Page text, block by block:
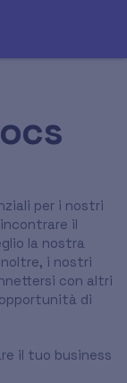
per i nostri
il
la nostra
i nostri
con altri
di
il tuo business